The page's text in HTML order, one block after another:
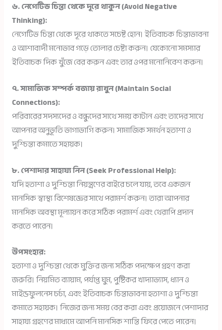
৬. নেগেটিভ চিন্তা থেকে দূরে থাকুন (Avoid Negative
Thinking):
নেগেটিভ চিন্তা থেকে দূরে থাকতে সচেষ্ট হোন। ইতিবাচক চিন্তাভাবনা
ও আশাবাদী মনোভাব গড়ে তোলার চেষ্টা করুন। যেকোনো সমস্যার
ইতিবাচক দিক খুঁজে বের করুন এবং তার ওপর মনোনিবেশ করুন।
৭. সামাজিক সম্পর্ক বজায় রাখুন (Maintain Social
Connections):
পরিবারের সদস্যদের ও বন্ধুদের সাথে সময় কাটান এবং তাদের সাথে
আপনার অনুভূতি ভাগাভাগি করুন। সামাজিক সমর্থন হতাশা ও
দুশ্চিন্তা কমাতে সহায়ক।
৮. পেশাদার সাহায্য নিন (Seek Professional Help):
যদি হতাশা ও দুশ্চিন্তা নিয়ন্ত্রণের বাইরে চলে যায়, তবে একজন
মানসিক স্বাস্থ্য বিশেষজ্ঞের সাথে পরামর্শ করুন। তারা আপনার
মানসিক অবস্থা মূল্যায়ন করে সঠিক পরামর্শ এবং থেরাপি প্রদান
করতে পারেন।
উপসংহার:
হতাশা ও দুশ্চিন্তা থেকে মুক্তির জন্য সঠিক পদক্ষেপ গ্রহণ করা
জরুরি। নিয়মিত ব্যায়াম, পর্যাপ্ত ঘুম, পুষ্টিকর খাদ্যাভ্যাস, ধ্যান ও
মাইন্ডফুলনেস চর্চা, এবং ইতিবাচক চিন্তাভাবনা হতাশা ও দুশ্চিন্তা
কমাতে সহায়ক। নিজের জন্য সময় বের করা এবং প্রয়োজনে পেশাদার
সাহায্য গ্রহণের মাধ্যমে আপনি মানসিক শান্তি ফিরে পেতে পারেন।